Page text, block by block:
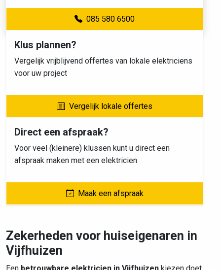
085 580 6500
Klus plannen?
Vergelijk vrijblijvend offertes van lokale elektriciens
voor uw project
Vergelijk lokale offertes
Direct een afspraak?
Voor veel (kleinere) klussen kunt u direct een
afspraak maken met een elektricien
Maak een afspraak
Zekerheden voor huiseigenaren in
Vijfhuizen